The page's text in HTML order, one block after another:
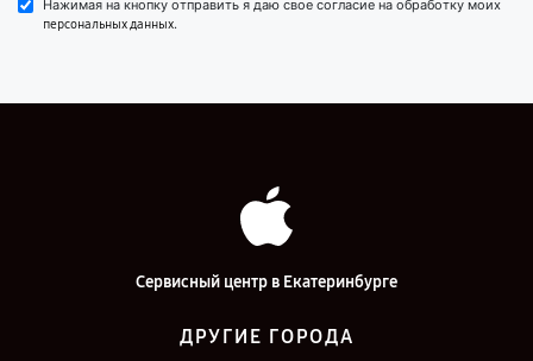
Нажимая на кнопку отправить я даю свое согласие на обработку моих
персональных данных.
Сервисный центр в Екатеринбурге
ДРУГИЕ ГОРОДА